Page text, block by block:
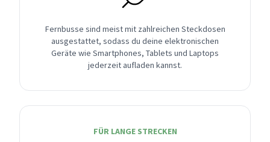
Fernbusse sind meist mit zahlreichen Steckdosen
ausgestattet, sodass du deine elektronischen
Geräte wie Smartphones, Tablets und Laptops
jederzeit aufladen kannst.
FÜR LANGE STRECKEN